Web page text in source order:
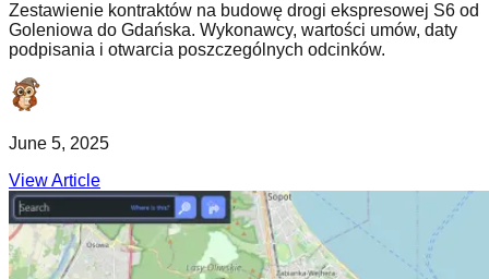
Zestawienie kontraktów na budowę drogi ekspresowej S6 od
Goleniowa do Gdańska. Wykonawcy, wartości umów, daty
podpisania i otwarcia poszczególnych odcinków.
June 5, 2025
View Article